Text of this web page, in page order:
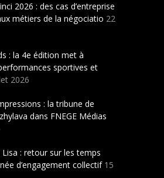
2026 : des cas d’entreprise
métiers de la négociatio 22
: la 4e édition met à
sportives et
2026
: la tribune de
dans FNEGE Médias
: retour sur les temps
d’engagement collectif 15